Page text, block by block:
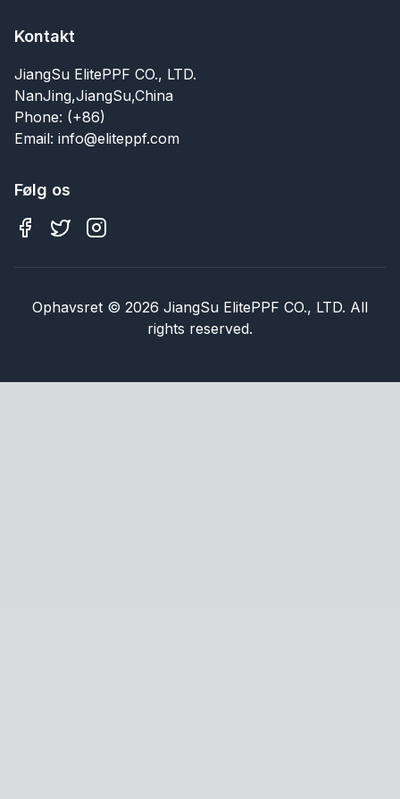
Kontakt
JiangSu ElitePPF CO., LTD.
NanJing,JiangSu,China
Phone: (+86)
Email: info@eliteppf.com
Følg os
Ophavsret © 2026 JiangSu ElitePPF CO., LTD. All
rights reserved.